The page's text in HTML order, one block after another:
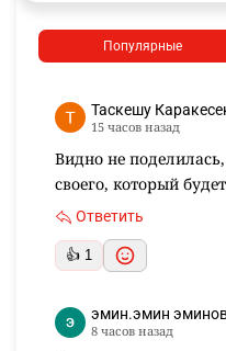
Популярные
Таскешу
15 часов назад
Видно не
своего, который
Ответить
👍 1
эмин.эмин
8 часов назад